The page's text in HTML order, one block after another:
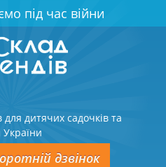
під час війни
для дитячих садочків та
дзвінок